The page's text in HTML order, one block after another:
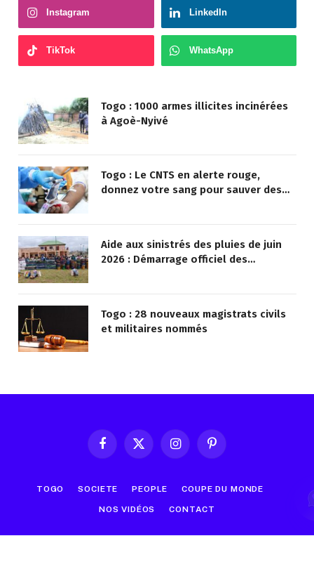
Instagram LinkedIn
TikTok WhatsApp
Togo : 1000 armes illicites incinérées
à Agoè-Nyivé
Togo : Le CNTS en alerte rouge,
donnez votre sang pour sauver des
Aide aux sinistrés des pluies de juin
2026 : Démarrage officiel des
Togo : 28 nouveaux magistrats civils
et militaires nommés
FacebookX
InstagramPinterest
TOGO SOCIETE PEOPLE COUPE DU MONDE
NOS VIDÉOS CONTACT